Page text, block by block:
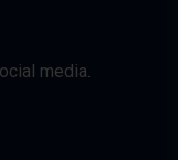
media.